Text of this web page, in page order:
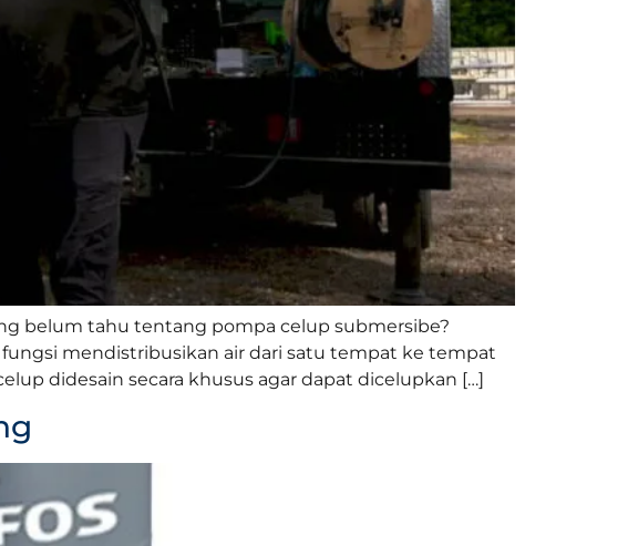
belum tahu tentang pompa celup submersibe?
mendistribusikan air dari satu tempat ke tempat
didesain secara khusus agar dapat dicelupkan […]